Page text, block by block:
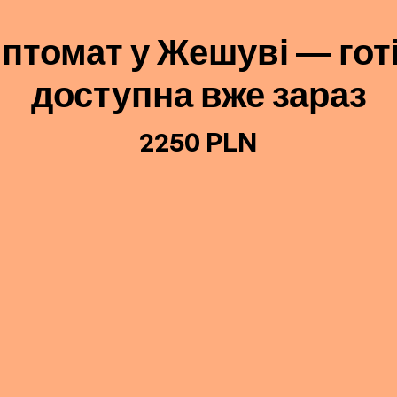
у Жешуві —
доступна вже зараз
2250 PLN